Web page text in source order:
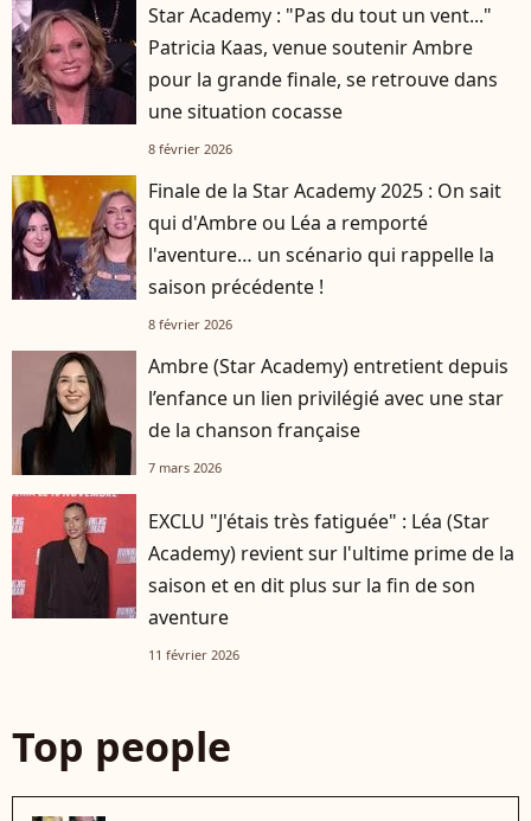
Star Academy : "Pas du tout un vent..."
Patricia Kaas, venue soutenir Ambre
pour la grande finale, se retrouve dans
une situation cocasse
8 février 2026
Finale de la Star Academy 2025 : On sait
qui d'Ambre ou Léa a remporté
l'aventure… un scénario qui rappelle la
saison précédente !
8 février 2026
Ambre (Star Academy) entretient depuis
l’enfance un lien privilégié avec une star
de la chanson française
7 mars 2026
EXCLU "J'étais très fatiguée" : Léa (Star
Academy) revient sur l'ultime prime de la
saison et en dit plus sur la fin de son
aventure
11 février 2026
Top people